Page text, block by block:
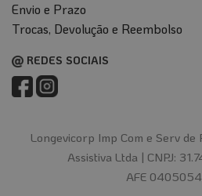
Envio e Prazo
Trocas, Devolução e Reembolso
REDES SOCIAIS
Longevicorp Imp Com e Serv de
Assistiva Ltda | CNPJ:
AFE